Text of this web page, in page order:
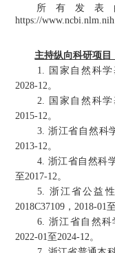
所有发表
https://
主持纵向科研项目
1. 国家自然科学
2028-12。
2. 国家自然科学
2015-12。
3. 浙江省自然科
2013-12。
4. 浙江省自然科
至2017-12。
5. 浙江省公益
2018C37109，2018-01
6. 浙江省自然科
2022-01至2024-12。